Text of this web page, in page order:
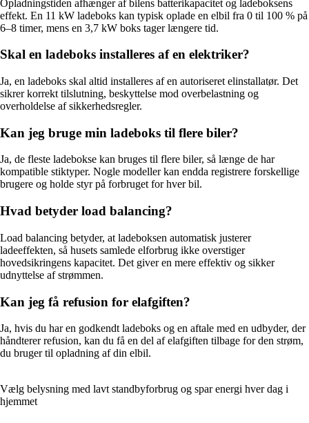
Opladningstiden afhænger af bilens batterikapacitet og ladeboksens
effekt. En 11 kW ladeboks kan typisk oplade en elbil fra 0 til 100 % på
6–8 timer, mens en 3,7 kW boks tager længere tid.
Skal en ladeboks installeres af en elektriker?
Ja, en ladeboks skal altid installeres af en autoriseret elinstallatør. Det
sikrer korrekt tilslutning, beskyttelse mod overbelastning og
overholdelse af sikkerhedsregler.
Kan jeg bruge min ladeboks til flere biler?
Ja, de fleste ladebokse kan bruges til flere biler, så længe de har
kompatible stiktyper. Nogle modeller kan endda registrere forskellige
brugere og holde styr på forbruget for hver bil.
Hvad betyder load balancing?
Load balancing betyder, at ladeboksen automatisk justerer
ladeeffekten, så husets samlede elforbrug ikke overstiger
hovedsikringens kapacitet. Det giver en mere effektiv og sikker
udnyttelse af strømmen.
Kan jeg få refusion for elafgiften?
Ja, hvis du har en godkendt ladeboks og en aftale med en udbyder, der
håndterer refusion, kan du få en del af elafgiften tilbage for den strøm,
du bruger til opladning af din elbil.
Vælg belysning med lavt standbyforbrug og spar energi hver dag i
hjemmet